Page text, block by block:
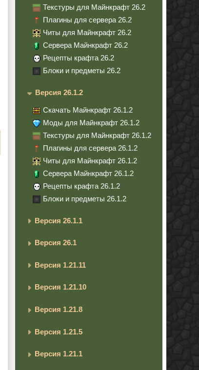
Текстуры для Майнкрафт 26.2
Плагины для сервера 26.2
Читы для Майнкрафт 26.2
Сервера Майнкрафт 26.2
Рецепты крафта 26.2
Блоки и предметы 26.2
Версия 26.1.2
Скачать Майнкрафт 26.1.2
Моды для Майнкрафт 26.1.2
Текстуры для Майнкрафт 26.1.2
Плагины для сервера 26.1.2
Читы для Майнкрафт 26.1.2
Сервера Майнкрафт 26.1.2
Рецепты крафта 26.1.2
Блоки и предметы 26.1.2
Версия 26.1.1
Версия 26.1
Версия 1.21.11
Версия 1.21.10
Версия 1.21.8
Версия 1.21.5
Версия 1.21.1